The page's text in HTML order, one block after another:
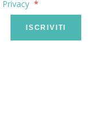
Privacy
ISCRIVITI